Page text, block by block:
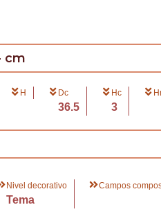
cm
H Dc
36.5
Hc
3
Nivel decorativo
Tema
Campos